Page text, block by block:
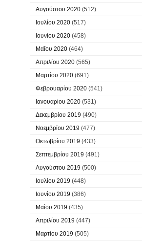
Αυγούστου 2020 (512)
Ιουλίου 2020 (517)
Ιουνίου 2020 (458)
Μαΐου 2020 (464)
Απριλίου 2020 (565)
Μαρτίου 2020 (691)
Φεβρουαρίου 2020 (541)
Ιανουαρίου 2020 (531)
Δεκεμβρίου 2019 (490)
Νοεμβρίου 2019 (477)
Οκτωβρίου 2019 (433)
Σεπτεμβρίου 2019 (491)
Αυγούστου 2019 (500)
Ιουλίου 2019 (448)
Ιουνίου 2019 (386)
Μαΐου 2019 (435)
Απριλίου 2019 (447)
Μαρτίου 2019 (505)